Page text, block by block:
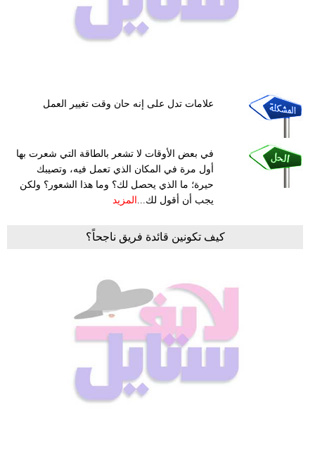
علامات تدل على إنه حان وقت تغيير العمل
في بعض الأوقات لا تشعر بالطاقة التي شعرت بها
أول مرة في المكان الذي تعمل فيه، وتصيبك
حيرة؛ ما الذي يحصل لك؟ وما هذا الشعور؟ ولكن
يجب أن أقول لك... المزيد
كيف تكونين قائدة فريق ناجحاً؟